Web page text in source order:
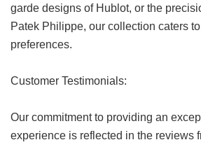
garde designs of Hublot, or the
Patek Philippe, our collection caters
preferences.
Customer Testimonials:
Our commitment to providing an
experience is reflected in the reviews